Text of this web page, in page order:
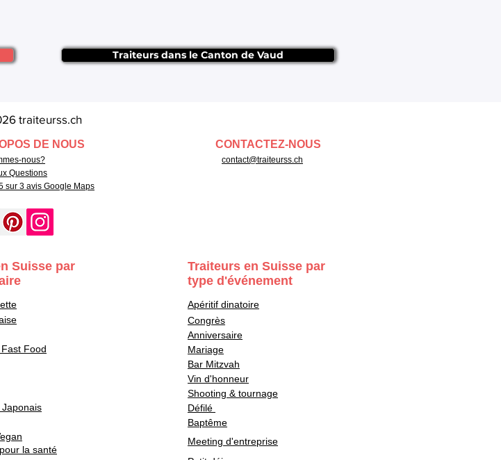
Traiteurs dans le Canton de Vaud
traiteurss.ch
DE NOUS
nous?
CONTACTEZ-NOUS
contact@traiteurss.ch
Questions
sur 3 avis Google Maps
Suisse par
Food
la santé
Traiteurs en Suisse par
type d'événement
Apéritif dinatoire
Congrès
Anniversaire
Mariage
Bar Mitzvah
Vin d'honneur
Shooting & tournage
Défilé
Baptême
Meeting d'entreprise